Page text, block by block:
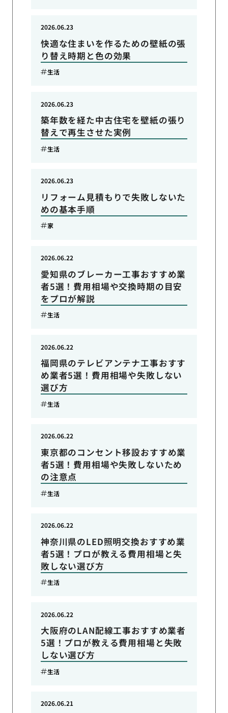
快適な住まいを作るための壁紙の張
り替え時期と色の効果
2026.06.23
生活
築年数を経た中古住宅を壁紙の張り
替えで再生させた実例
2026.06.23
生活
リフォーム見積もりで失敗しないた
めの基本手順
2026.06.23
家
愛知県のブレーカー工事おすすめ業
者5選！費用相場や交換時期の目安
をプロが解説
2026.06.22
生活
福岡県のテレビアンテナ工事おすす
め業者5選！費用相場や失敗しない
選び方
2026.06.22
生活
東京都のコンセント移設おすすめ業
者5選！費用相場や失敗しないため
の注意点
2026.06.22
生活
神奈川県のLED照明交換おすすめ業
者5選！プロが教える費用相場と失
敗しない選び方
2026.06.22
生活
大阪府のLAN配線工事おすすめ業者
5選！プロが教える費用相場と失敗
しない選び方
2026.06.22
生活
2026.06.21